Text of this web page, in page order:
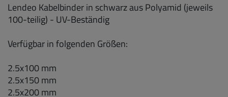
Lendeo Kabelbinder in schwarz aus Polyamid (jeweils
100-teilig) - UV-Beständig
Verfügbar in folgenden Größen:
2.5x100 mm
2.5x150 mm
2.5x200 mm